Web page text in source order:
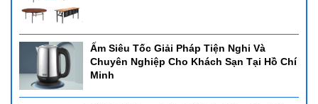
Ấm Siêu Tốc Giải Pháp Tiện Nghi Và
Chuyên Nghiệp Cho Khách Sạn Tại Hồ Chí
Minh